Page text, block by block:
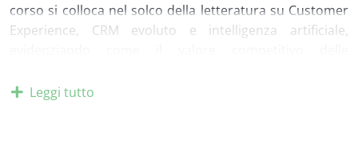
corso si colloca nel solco della letteratura su Customer
Experience, CRM evoluto e intelligenza artificiale,
comprendere il significato delle interazioni, delle
Leggi tutto